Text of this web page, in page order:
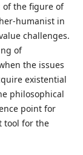
of the figure of
humanist in
challenges.
of
the issues
existential
philosophical
point for
tool for the